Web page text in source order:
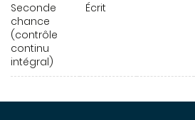
Seconde
chance
(contrôle
continu
intégral)
Écrit